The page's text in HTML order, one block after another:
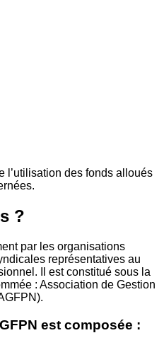
l’utilisation des fonds alloués
?
par les organisations
représentatives au
Il est constitué sous la
: Association de Gestion
est composée :